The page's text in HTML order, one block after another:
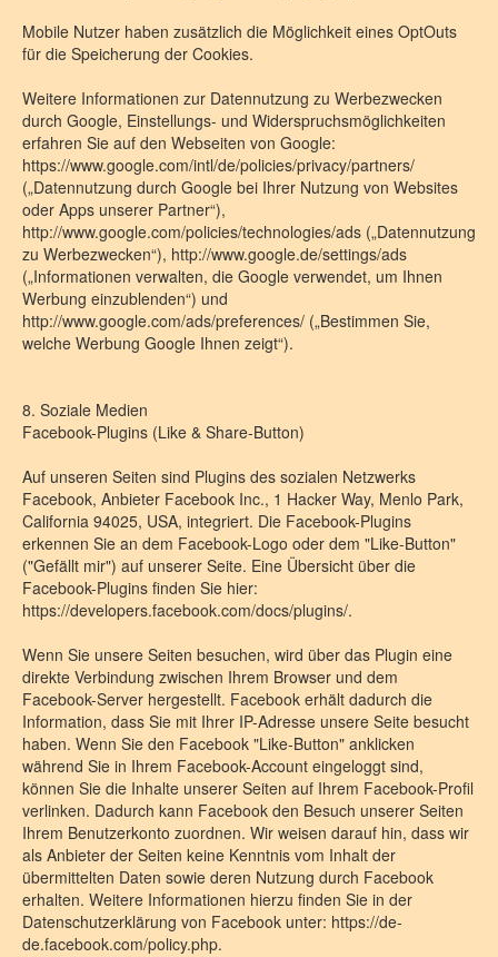
Mobile Nutzer haben zusätzlich die Möglichkeit eines OptOuts
für die Speicherung der Cookies.
Weitere Informationen zur Datennutzung zu Werbezwecken
durch Google, Einstellungs- und Widerspruchsmöglichkeiten
erfahren Sie auf den Webseiten von Google:
https://www.google.com/intl/de/policies/privacy/partners/
(„Datennutzung durch Google bei Ihrer Nutzung von Websites
oder Apps unserer Partner“),
http://www.google.com/policies/technologies/ads („Datennutzung
zu Werbezwecken“), http://www.google.de/settings/ads
(„Informationen verwalten, die Google verwendet, um Ihnen
Werbung einzublenden“) und
http://www.google.com/ads/preferences/ („Bestimmen Sie,
welche Werbung Google Ihnen zeigt“).
8. Soziale Medien
Facebook-Plugins (Like & Share-Button)
Auf unseren Seiten sind Plugins des sozialen Netzwerks
Facebook, Anbieter Facebook Inc., 1 Hacker Way, Menlo Park,
California 94025, USA, integriert. Die Facebook-Plugins
erkennen Sie an dem Facebook-Logo oder dem "Like-Button"
("Gefällt mir") auf unserer Seite. Eine Übersicht über die
Facebook-Plugins finden Sie hier:
https://developers.facebook.com/docs/plugins/.
Wenn Sie unsere Seiten besuchen, wird über das Plugin eine
direkte Verbindung zwischen Ihrem Browser und dem
Facebook-Server hergestellt. Facebook erhält dadurch die
Information, dass Sie mit Ihrer IP-Adresse unsere Seite besucht
haben. Wenn Sie den Facebook "Like-Button" anklicken
während Sie in Ihrem Facebook-Account eingeloggt sind,
können Sie die Inhalte unserer Seiten auf Ihrem Facebook-Profil
verlinken. Dadurch kann Facebook den Besuch unserer Seiten
Ihrem Benutzerkonto zuordnen. Wir weisen darauf hin, dass wir
als Anbieter der Seiten keine Kenntnis vom Inhalt der
übermittelten Daten sowie deren Nutzung durch Facebook
erhalten. Weitere Informationen hierzu finden Sie in der
Datenschutzerklärung von Facebook unter: https://de-
de.facebook.com/policy.php.